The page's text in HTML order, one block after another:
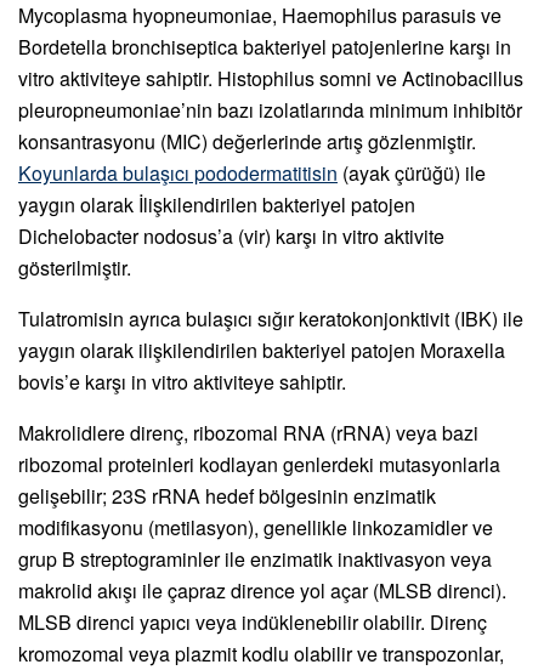
Mycoplasma hyopneumoniae, Haemophilus parasuis ve
Bordetella bronchiseptica bakteriyel patojenlerine karşı in
vitro aktiviteye sahiptir. Histophilus somni ve Actinobacillus
pleuropneumoniae’nin bazı izolatlarında minimum inhibitör
konsantrasyonu (MIC) değerlerinde artış gözlenmiştir.
Koyunlarda bulaşıcı pododermatitisin (ayak çürüğü) ile
yaygın olarak İlişkilendirilen bakteriyel patojen
Dichelobacter nodosus’a (vir) karşı in vitro aktivite
gösterilmiştir.
Tulatromisin ayrıca bulaşıcı sığır keratokonjonktivit (IBK) ile
yaygın olarak ilişkilendirilen bakteriyel patojen Moraxella
bovis’e karşı in vitro aktiviteye sahiptir.
Makrolidlere direnç, ribozomal RNA (rRNA) veya bazi
ribozomal proteinleri kodlayan genlerdeki mutasyonlarla
gelişebilir; 23S rRNA hedef bölgesinin enzimatik
modifikasyonu (metilasyon), genellikle linkozamidler ve
grup B streptograminler ile enzimatik inaktivasyon veya
makrolid akışı ile çapraz dirence yol açar (MLSB direnci).
MLSB direnci yapıcı veya indüklenebilir olabilir. Direnç
kromozomal veya plazmit kodlu olabilir ve transpozonlar,